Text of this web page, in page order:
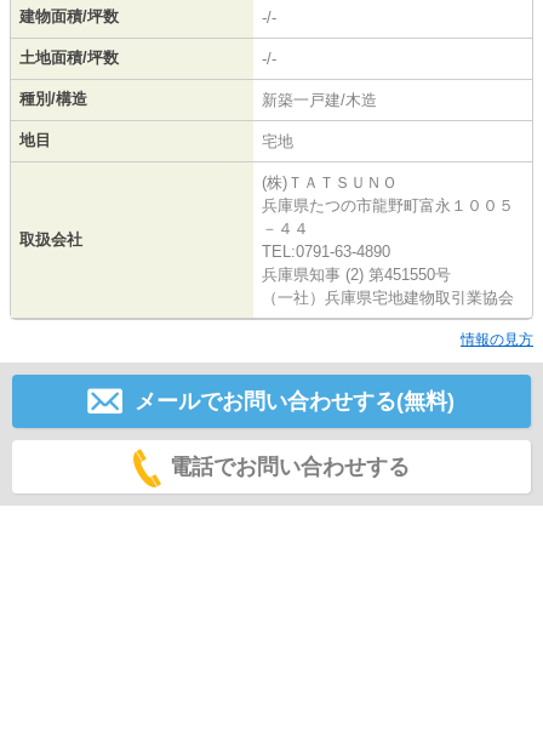
建物面積/坪数 -/-
土地面積/坪数 -/-
種別/構造 新築一戸建/木造
地目 宅地
取扱会社
(株)ＴＡＴＳＵＮＯ
兵庫県たつの市龍野町富永１００５
－４４
TEL:0791-63-4890
兵庫県知事 (2) 第451550号
（一社）兵庫県宅地建物取引業協会
情報の見方
メールでお問い合わせする(無料)
電話でお問い合わせする